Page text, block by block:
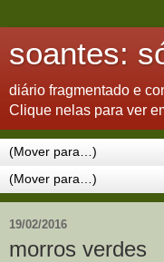
soantes:
diário fragmentado e
Clique nelas para ver
19/02/2016
morros verdes